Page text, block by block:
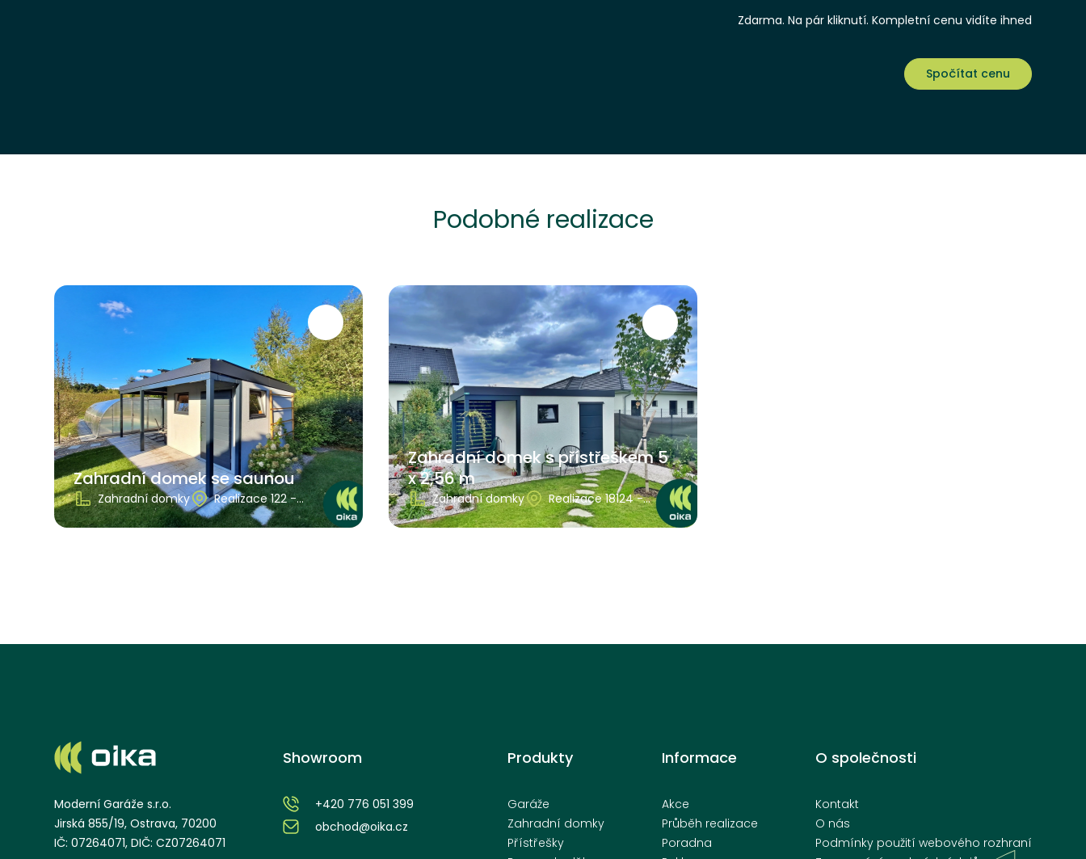
Zdarma. Na pár kliknutí. Kompletní cenu vidíte ihned
Spočítat cenu
Podobné realizace
Zahradní domek se saunou
Zahradní domky
Realizace 122 -
Královehradecký kraj
Zahradní domek s přístřeškem 5
x 2,56 m
Zahradní domky
Realizace 18124 -
Středočeský kraj
Moderní Garáže s.r.o.
Jirská 855/19, Ostrava, 70200
IČ: 07264071, DIČ: CZ07264071
Showroom
+420 776 051 399
obchod@oika.cz
Produkty
Garáže
Zahradní domky
Přístřešky
Informace
Akce
Průběh realizace
Poradna
O společnosti
Kontakt
O nás
Podmínky použití webového rozhraní